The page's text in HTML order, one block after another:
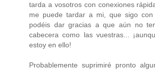
tarda a vosotros con conexiones
me puede tardar a mi, que sigo
podéis dar gracias a que aún no
cabecera como las vuestras...
estoy en ello!
Probablemente suprimiré pronto